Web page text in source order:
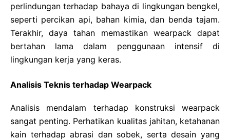
perlindungan terhadap bahaya di lingkungan bengkel,
seperti percikan api, bahan kimia, dan benda tajam.
Terakhir, daya tahan memastikan wearpack dapat
bertahan lama dalam penggunaan intensif di
lingkungan kerja yang keras.
Analisis Teknis terhadap Wearpack
Analisis mendalam terhadap konstruksi wearpack
sangat penting. Perhatikan kualitas jahitan, ketahanan
kain terhadap abrasi dan sobek, serta desain yang